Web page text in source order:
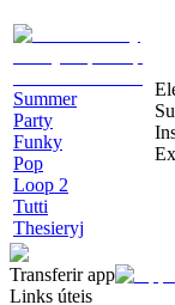
Summer
Party
Funky
Pop
Loop 2
Tutti
Thesieryj
Transferir app
Links úteis